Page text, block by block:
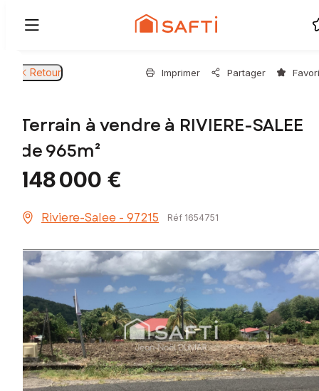
Retour Imprimer Partager
Terrain à vendre à RIVIERE-SALEE
de 965m²
148 000 €
Riviere-Salee - 97215 Réf 1654751